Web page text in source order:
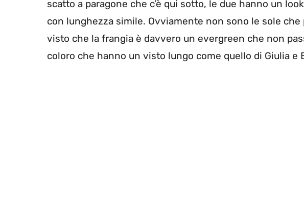
scatto a paragone che c’è qui sotto, le due hanno un
con lunghezza simile. Ovviamente non sono le sole
visto che la frangia è davvero un evergreen che non
coloro che hanno un visto lungo come quello di Giulia e